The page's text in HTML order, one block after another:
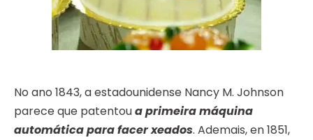
No ano 1843, a estadounidense Nancy M. Johnson
parece que patentoua primeira máquina
automática para facer xeados. Ademais, en 1851,